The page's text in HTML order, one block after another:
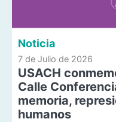
Noticia
7 de Julio de 2026
USACH
Calle
memoria,
humanos